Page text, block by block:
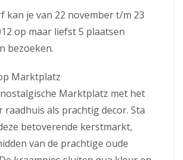
kan je van 22 november t/m 23
op maar liefst 5 plaatsen
bezoeken.
Marktplatz
Marktplatz met het
raadhuis als prachtig decor. Sta
betoverende kerstmarkt,
van de prachtige oude